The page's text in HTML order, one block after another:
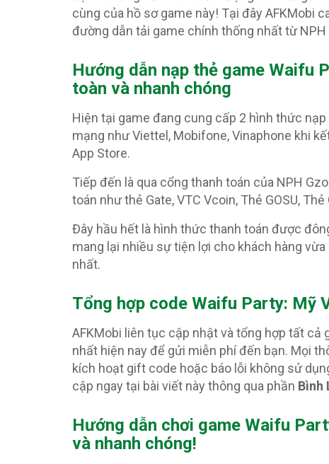
cùng của hồ sơ game này! Tại đây AFKMobi
đường dẫn tải game chính thống nhất từ NPH
Hướng dẫn nạp thẻ game Waifu
toàn và nhanh chóng
Hiện tại game đang cung cấp 2 hình thức
mạng như Viettel, Mobifone, Vinaphone khi
App Store.
Tiếp đến là qua cổng thanh toán của NPH
toán như thẻ Gate, VTC Vcoin, Thẻ GOSU,
Đây hầu hết là hình thức thanh toán được
mang lại nhiều sự tiện lợi cho khách hàng
nhất.
Tổng hợp code Waifu Party: Mỹ
AFKMobi liên tục cập nhật và tổng hợp tất
nhất hiện nay để gửi miễn phí đến bạn. Mọi
kích hoạt gift code hoặc báo lỗi không sử
cập ngay tại bài viết này thông qua phần Bình
Hướng dẫn chơi game Waifu
và nhanh chóng!